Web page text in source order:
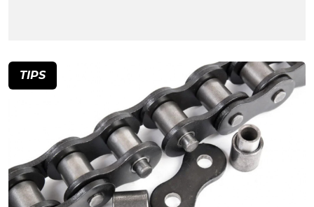
TIPS